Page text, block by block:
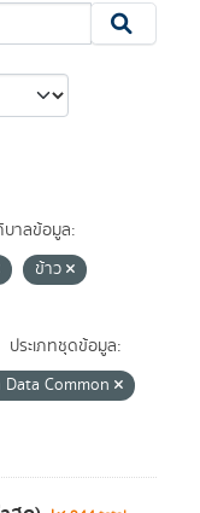
าลข้อมูล:
ข้าว
ประเภทชุดข้อมูล:
Data Common